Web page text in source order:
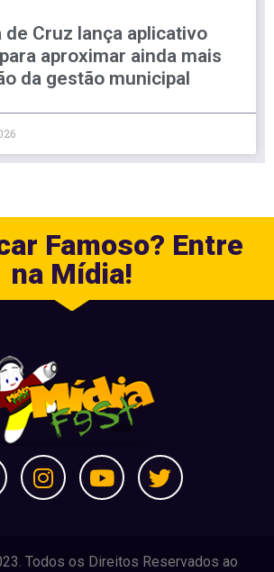
Cruz lança aplicativo
aproximar ainda mais
da gestão municipal
Famoso? Entre
na Mídia!
Todos os Direitos Reservados ao